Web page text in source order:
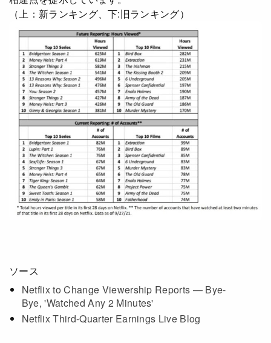
Watchlist
過去の配信終了作品
Get Freaxフォーラム
Netflixコース別料金プラン
お問い合わせ
閉じる
（上：新ランキング、下:旧ランキング）
ソース
Netflix to Change Viewership Reports — Bye-
Bye, 'Watched Any 2 Minutes'
Netflix Third-Quarter Earnings Live Blog